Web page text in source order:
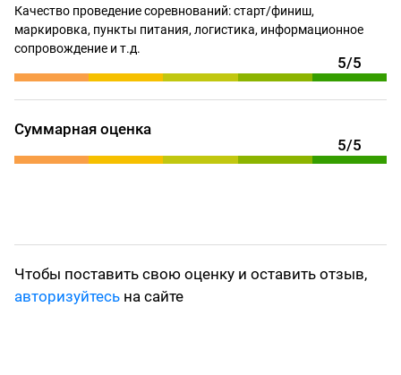
Качество проведение соревнований: старт/финиш,
маркировка, пункты питания, логистика, информационное
сопровождение и т.д.
5/5
Суммарная оценка
5/5
Чтобы поставить свою оценку и оставить отзыв,
авторизуйтесь на сайте